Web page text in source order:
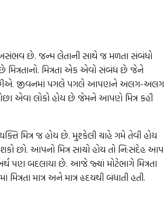
છે. જન્મ લેતાની સાથે જ મળતા સંબંધો
મિત્રતા એક એવો સંબંધ છે જેને
છીએ. જીવનમાં પગલે પગલે આપણને અલગ-અલગ
એવા લોકો હોય છે જેમને આપણે મિત્ર કહી
મિત્ર જ હોય છે. મુશ્કેલી ચાહે ગમે તેવી હોય
છો. આપનો મિત્ર સાચો હોય તો નિ:સંદેહ આપ
પણ બદલાયા છે. આજે જ્યાં મોટેભાગે મિત્રતા
માત્ર અને માત્ર હૃદયથી બંધાતી હતી.